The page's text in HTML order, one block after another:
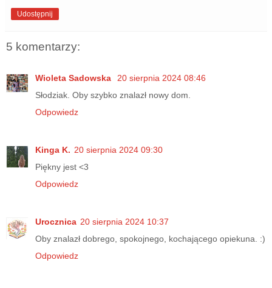
Udostępnij
5 komentarzy:
Wioleta Sadowska
20 sierpnia 2024 08:46
Słodziak. Oby szybko znalazł nowy dom.
Odpowiedz
Kinga K. 20 sierpnia 2024 09:30
Piękny jest <3
Odpowiedz
Urocznica 20 sierpnia 2024 10:37
Oby znalazł dobrego, spokojnego, kochającego opiekuna. :)
Odpowiedz